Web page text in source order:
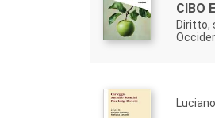
CIBO
Diritto,